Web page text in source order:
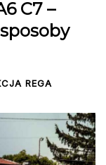
C7 –
REGA